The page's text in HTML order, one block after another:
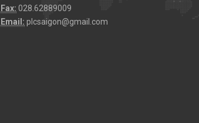
Fax: 028.62889009
Email: plcsaigon@gmail.com